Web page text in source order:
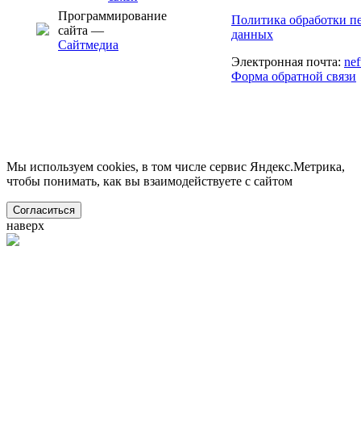
Программирование
сайта —
Сайтмедиа
Политика обработки
данных
Электронная почта:
Форма обратной связи
Мы используем cookies, в том числе сервис Яндекс.Метрика,
чтобы понимать, как вы взаимодействуете с сайтом
Согласиться
наверх